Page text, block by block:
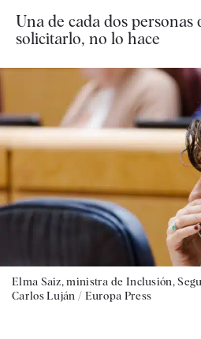
Una de cada dos
solicitarlo, no lo hace
Elma Saiz, ministra de Inclusión,
Carlos Luján / Europa Press